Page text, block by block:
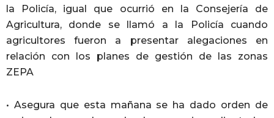
la Policía, igual que ocurrió en la Consejería de
Agricultura, donde se llamó a la Policía cuando
agricultores fueron a presentar alegaciones en
relación con los planes de gestión de las zonas
ZEPA
• Asegura que esta mañana se ha dado orden de